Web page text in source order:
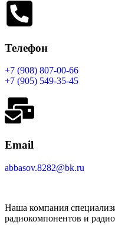
Телефон
+7 (908) 807-00-66
+7 (905) 549-35-45
Email
abbasov.8282@bk.ru
Наша компания
радиокомпонентов и